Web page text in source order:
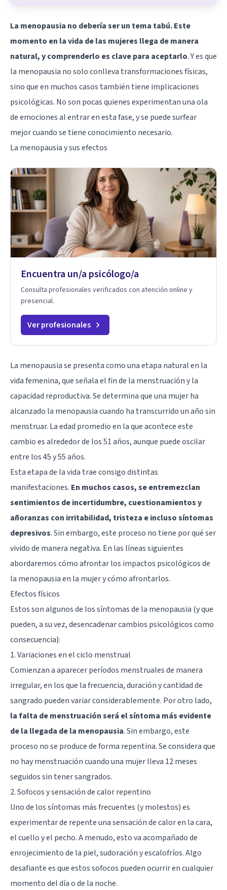
La menopausia no debería ser un tema tabú. Este
momento en la vida de las mujeres llega de manera
natural, y comprenderlo es clave para aceptarlo. Y es que
la menopausia no solo conlleva transformaciones físicas,
sino que en muchos casos también tiene implicaciones
psicológicas. No son pocas quienes experimentan una ola
de emociones al entrar en esta fase, y se puede surfear
mejor cuando se tiene conocimiento necesario.
La menopausia y sus efectos
Encuentra un/a psicólogo/a
Consulta profesionales verificados con atención online y
presencial.
Ver profesionales
La menopausia se presenta como una etapa natural en la
vida femenina, que señala el fin de la menstruación y la
capacidad reproductiva. Se determina que una mujer ha
alcanzado la menopausia cuando ha transcurrido un año sin
menstruar. La edad promedio en la que acontece este
cambio es alrededor de los 51 años, aunque puede oscilar
entre los 45 y 55 años.
Esta etapa de la vida trae consigo distintas
manifestaciones. En muchos casos, se entremezclan
sentimientos de incertidumbre, cuestionamientos y
añoranzas con irritabilidad, tristeza e incluso síntomas
depresivos. Sin embargo, este proceso no tiene por qué ser
vivido de manera negativa. En las líneas siguientes
abordaremos cómo afrontar los impactos psicológicos de
la menopausia en la mujer y cómo afrontarlos.
Efectos físicos
Estos son algunos de los síntomas de la menopausia (y que
pueden, a su vez, desencadenar cambios psicológicos como
consecuencia):
1. Variaciones en el ciclo menstrual
Comienzan a aparecer períodos menstruales de manera
irregular, en los que la frecuencia, duración y cantidad de
sangrado pueden variar considerablemente. Por otro lado,
la falta de menstruación será el síntoma más evidente
de la llegada de la menopausia. Sin embargo, este
proceso no se produce de forma repentina. Se considera que
no hay menstruación cuando una mujer lleva 12 meses
seguidos sin tener sangrados.
2. Sofocos y sensación de calor repentino
Uno de los síntomas más frecuentes (y molestos) es
experimentar de repente una sensación de calor en la cara,
el cuello y el pecho. A menudo, esto va acompañado de
enrojecimiento de la piel, sudoración y escalofríos. Algo
desafiante es que estos sofocos pueden ocurrir en cualquier
momento del día o de la noche.